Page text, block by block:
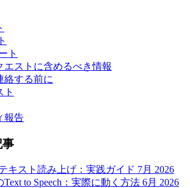
ト
エストに含めるべき情報
絡する前に
ト
報告
事
テキスト読み上げ：実践ガイド 7月 2026
to Speech：実際に動く方法 6月 2026